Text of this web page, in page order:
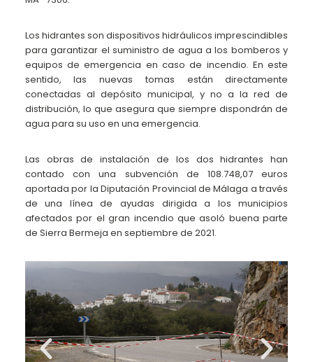
Los hidrantes son dispositivos hidráulicos imprescindibles
para garantizar el suministro de agua a los bomberos y
equipos de emergencia en caso de incendio. En este
sentido, las nuevas tomas están directamente
conectadas al depósito municipal, y no a la red de
distribución, lo que asegura que siempre dispondrán de
agua para su uso en una emergencia.
Las obras de instalación de los dos hidrantes han
contado con una subvención de 108.748,07 euros
aportada por la Diputación Provincial de Málaga a través
de una línea de ayudas dirigida a los municipios
afectados por el gran incendio que asoló buena parte
de Sierra Bermeja en septiembre de 2021.